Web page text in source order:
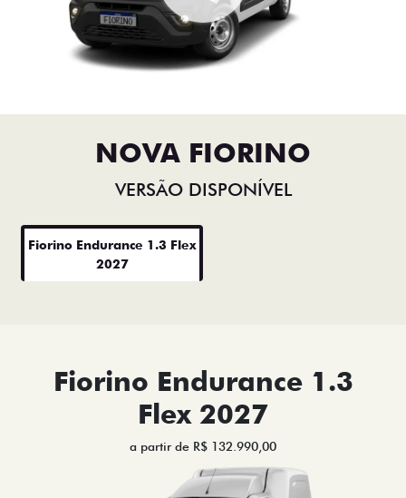
NOVA FIORINO
VERSÃO DISPONÍVEL
Fiorino Endurance 1.3 Flex
2027
Fiorino Endurance 1.3
Flex 2027
a partir de R$ 132.990,00